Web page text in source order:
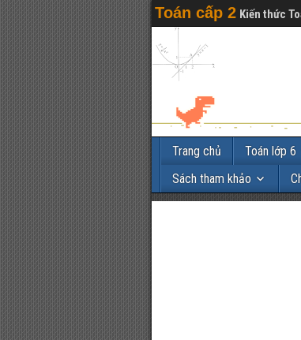
Toán cấp 2 Kiến thức
Trang chủ Toán lớp 6
Sách tham khảo